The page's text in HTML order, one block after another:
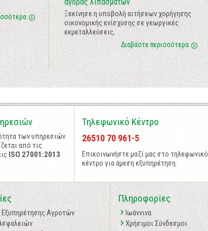
Ξεκίνησε η υποβολή αιτήσεων χορήγησης
οικονομικής ενίσχυσης σε γεωργικές
εκμεταλλεύσεις,
Διαβάστε περισσότερα
των υπηρεσιών
από τις
ISO 27001:2013.
Τηλεφωνικό Κέντρο
26510 70 961-5
Επικοινωνήστε μαζί μας στο τηλεφωνικό
κέντρο για άμεση εξυπηρέτηση.
Εξυπηρέτησης Αγροτών
Πληροφορίες
Ιωάννινα
Χρήσιμοι Σύνδεσμοι